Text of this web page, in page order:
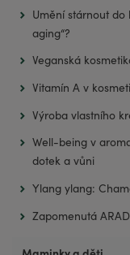
Umění stárnout do
aging“?
Veganská
Vitamín A v
Výroba vlastního
Well-being v
dotek a vůni
Ylang ylang:
Zapomenutá